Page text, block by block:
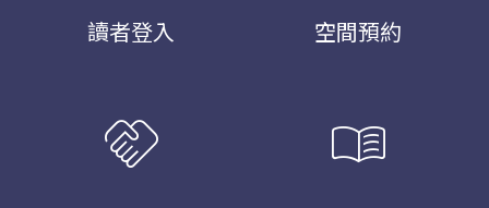
讀者登入 空間預約
handshake menu_book